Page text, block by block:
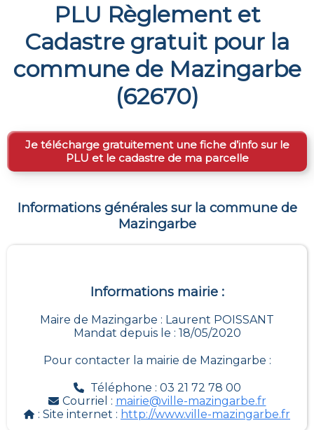
PLU Règlement et
Cadastre gratuit pour la
commune de Mazingarbe
(62670)
Je télécharge gratuitement une fiche d’info sur le
PLU et le cadastre de ma parcelle
Informations générales sur la commune de
Mazingarbe
Informations mairie :
Maire de Mazingarbe : Laurent POISSANT
Mandat depuis le : 18/05/2020
Pour contacter la mairie de Mazingarbe :
Téléphone : 03 21 72 78 00
Courriel : mairie@ville-mazingarbe.fr
: Site internet : http://www.ville-mazingarbe.fr